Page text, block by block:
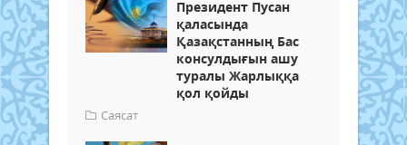
Президент Пусан
қаласында
Қазақстанның Бас
консулдығын ашу
туралы Жарлыққа
қол қойды
Саясат